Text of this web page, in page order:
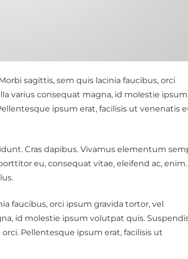
sagittis, sem quis lacinia faucibus, orci
varius consequat magna, id molestie ipsum
ipsum erat, facilisis ut venenatis
Cras dapibus. Vivamus elementum
eu, consequat vitae, eleifend ac, enim.
faucibus, orci ipsum gravida tortor, vel
id molestie ipsum volutpat quis.
Pellentesque ipsum erat, facilisis ut